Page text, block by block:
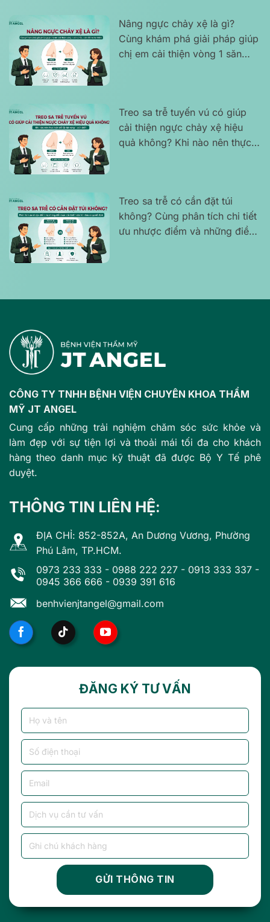
Nâng ngực chảy xệ là gì?
Cùng khám phá giải pháp giúp
chị em cải thiện vòng 1 săn
Treo sa trễ tuyến vú có giúp
cải thiện ngực chảy xệ hiệu
quả không? Khi nào nên thực
Treo sa trễ có cần đặt túi
không? Cùng phân tích chi tiết
ưu nhược điểm và những điều
CÔNG TY TNHH BỆNH VIỆN CHUYÊN KHOA THẨM
MỸ JT ANGEL
Cung cấp những trải nghiệm chăm sóc sức khỏe và
làm đẹp với sự tiện lợi và thoải mái tối đa cho khách
hàng theo danh mục kỹ thuật đã được Bộ Y Tế phê
duyệt.
THÔNG TIN LIÊN HỆ:
ĐỊA CHỈ: 852-852A, An Dương Vương, Phường
Phú Lâm, TP.HCM.
0973 233 333 - 0988 222 227 - 0913 333 337 -
0945 366 666 - 0939 391 616
benhvienjtangel@gmail.com
ĐĂNG KÝ TƯ VẤN